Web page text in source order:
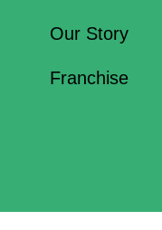
Our Story
Franchise